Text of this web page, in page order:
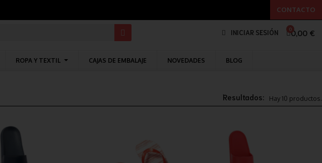
CONTACTO
INICIAR SESIÓN 0,00 €
ROPA Y TEXTIL CAJAS DE EMBALAJE NOVEDADES BLOG
Resultados: Hay 10 productos.